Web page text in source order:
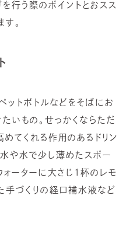
行う際のポイントとおスス
。
ットボトルなどをそばにお
いもの。せっかくならただ
てくれる作用のあるドリン
水や水で少し薄めたスポー
ーターに大さじ1杯のレモ
手づくりの経口補水液など